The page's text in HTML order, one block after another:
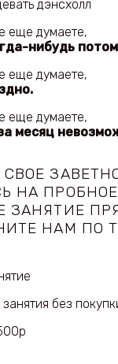
еще думаете,
нибудь
еще думаете,
еще думаете,
месяц
НА ПРОБНОЕ
ЗАНЯТИЕ
НАМ ПО
без